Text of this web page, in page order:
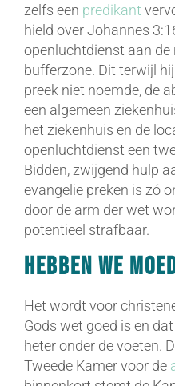
zelfs een predikant
hield over Johannes
openluchtdienst aan de
bufferzone. Dit terwijl
preek niet noemde, de
een algemeen
het ziekenhuis en de
openluchtdienst een
Bidden, zwijgend hulp
evangelie preken is zó
door de arm der wet
potentieel strafbaar.
Hebben we
Het wordt voor
Gods wet goed is en
heter onder de voeten.
Tweede Kamer voor de